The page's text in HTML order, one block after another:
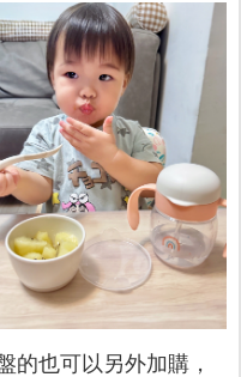
的也可以另外加購，